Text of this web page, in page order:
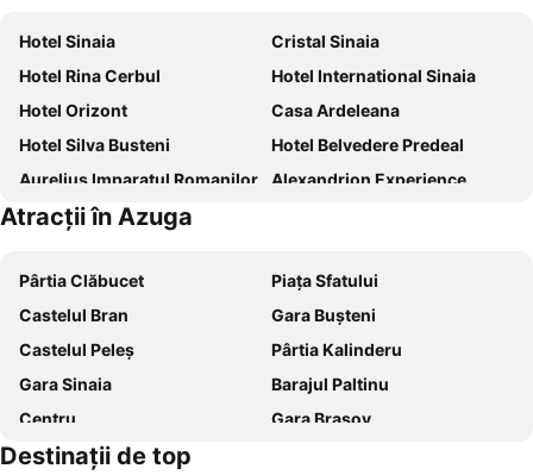
Hotel Sinaia
Cristal Sinaia
Hotel Rina Cerbul
Hotel International Sinaia
Hotel Orizont
Casa Ardeleana
Hotel Silva Busteni
Hotel Belvedere Predeal
Aurelius Imparatul Romanilor
Alexandrion Experience
Hotel Crisalpin
Hotel Piemonte
Swissôtel Poiana Brasov (opening February 2024)
Vila Camelia
Hotel Smart
Alpin Resort Hotel
C.R.F.M
Hotel Marea Neagra
Ioana Boutique Hotel
Hotel Carpathia
Hotel Iri
Hotel Rabbit Bran
Atracții în Azuga
Pârtia Clăbucet
Piața Sfatului
Castelul Bran
Gara Buşteni
Castelul Peleș
Pârtia Kalinderu
Gara Sinaia
Barajul Paltinu
Centru
Gara Brașov
Peștera Ialomicioara
Destinaţii de top